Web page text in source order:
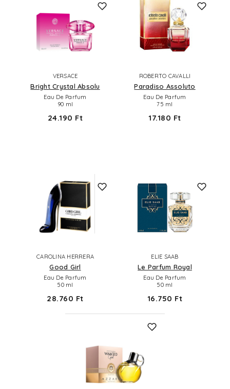
VERSACE
Bright Crystal Absolu
Eau De Parfum
90 ml
24.190 Ft
ROBERTO CAVALLI
Paradiso Assoluto
Eau De Parfum
75 ml
17.180 Ft
CAROLINA HERRERA
Good Girl
Eau De Parfum
50 ml
28.760 Ft
ELIE SAAB
Le Parfum Royal
Eau De Parfum
50 ml
16.750 Ft